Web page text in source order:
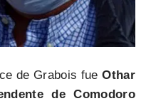
de Grabois fueOthar
de Comodoro